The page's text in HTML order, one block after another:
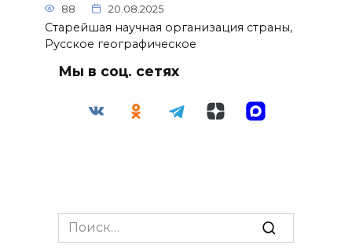
88 20.08.2025
Старейшая научная организация страны,
Русское географическое
Мы в соц. сетях
Search
for: